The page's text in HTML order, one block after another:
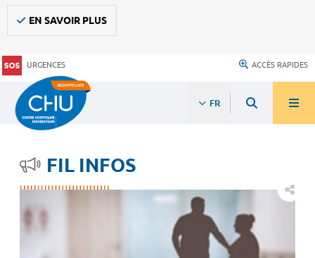
EN SAVOIR PLUS
URGENCES ACCÈS RAPIDES
FR
FIL INFOS